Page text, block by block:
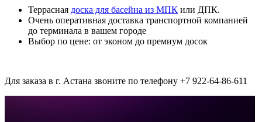
Террасная доска для басейна из МПК или ДПК.
Очень оперативная доставка транспортной компанией
до терминала в вашем городе
Выбор по цене: от эконом до премиум досок
Для заказа в г. Астана звоните по телефону +7 922-64-86-611